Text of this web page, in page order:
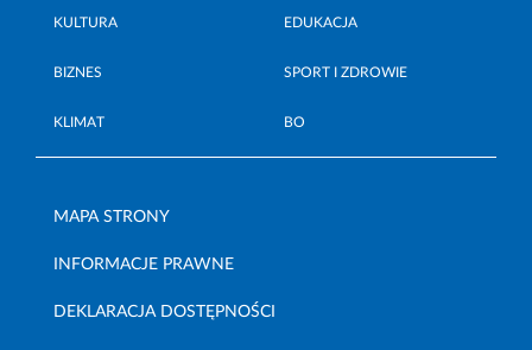
KULTURA EDUKACJA
BIZNES SPORT I ZDROWIE
KLIMAT BO
MAPA STRONY
INFORMACJE PRAWNE
DEKLARACJA DOSTĘPNOŚCI